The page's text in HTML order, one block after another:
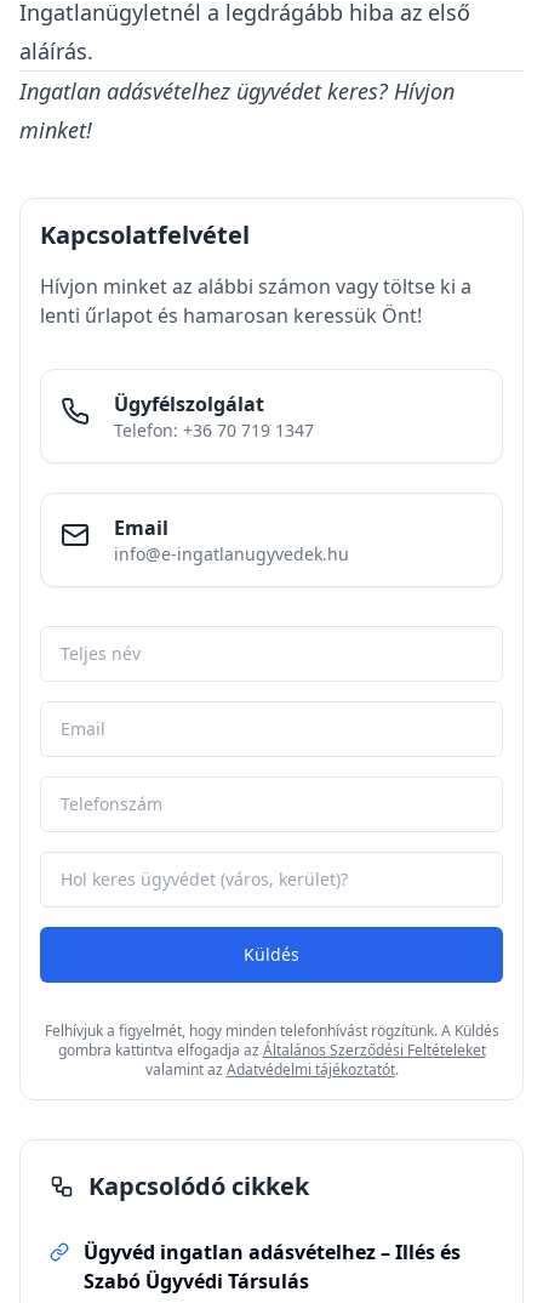
felelősségbiztosítás is biztosít.
A megtekintési nyilatkozat a vételi
szándéknyilatkozathoz hasonlóan az ingatlan
adásvétel egyik leggyakrabban használt – és
leggyakrabban félreértett – dokumentuma.
tartalmától függően komoly jogi kötelezettséget
keletkeztethet.
nem ellenőrizte a tulajdoni lapot,
nem tisztázta a finanszírozást,
nem gondolta át a teljes ütemezést.
Ingatlanügyletnél a legdrágább hiba az első
aláírás.
Ingatlan adásvételhez ügyvédet keres? Hívjon
minket!
Kapcsolatfelvétel
Hívjon minket az alábbi számon vagy töltse ki a
lenti űrlapot és hamarosan keressük Önt!
Ügyfélszolgálat
Telefon: +36 70 719 1347
Email
info@e-ingatlanugyvedek.hu